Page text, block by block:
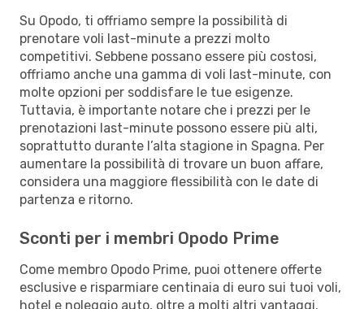
Su Opodo, ti offriamo sempre la possibilità di
prenotare voli last-minute a prezzi molto
competitivi. Sebbene possano essere più costosi,
offriamo anche una gamma di voli last-minute, con
molte opzioni per soddisfare le tue esigenze.
Tuttavia, è importante notare che i prezzi per le
prenotazioni last-minute possono essere più alti,
soprattutto durante l’alta stagione in Spagna. Per
aumentare la possibilità di trovare un buon affare,
considera una maggiore flessibilità con le date di
partenza e ritorno.
Sconti per i membri Opodo Prime
Come membro Opodo Prime, puoi ottenere offerte
esclusive e risparmiare centinaia di euro sui tuoi voli,
hotel e noleggio auto, oltre a molti altri vantaggi.